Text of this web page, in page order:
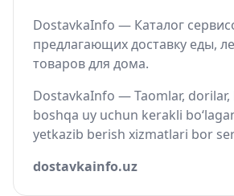
DostavkaInfo — Каталог
предлагающих доставку еды,
товаров для дома.
DostavkaInfo — Taomlar,
boshqa uy uchun kerakli
yetkazib berish xizmatlari bor
dostavkainfo.uz